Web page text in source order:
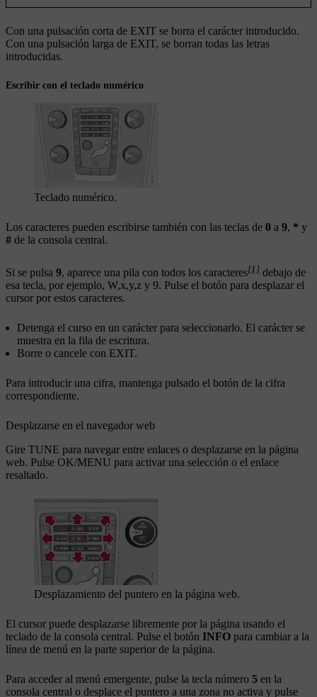
Con una pulsación corta de EXIT se borra el carácter introducido.
Con una pulsación larga de EXIT, se borran todas las letras
introducidas.
Escribir con el teclado numérico
Teclado numérico.
Los caracteres pueden escribirse también con las teclas de 0 a 9, * y
# de la consola central.
Si se pulsa 9, aparece una pila con todos los caracteres[1] debajo de
esa tecla, por ejemplo, W,x,y,z y 9. Pulse el botón para desplazar el
cursor por estos caracteres.
Detenga el curso en un carácter para seleccionarlo. El carácter se
muestra en la fila de escritura.
Borre o cancele con EXIT.
Para introducir una cifra, mantenga pulsado el botón de la cifra
correspondiente.
Desplazarse en el navegador web
Gire TUNE para navegar entre enlaces o desplazarse en la página
web. Pulse OK/MENU para activar una selección o el enlace
resaltado.
Desplazamiento del puntero en la página web.
El cursor puede desplazarse libremente por la página usando el
teclado de la consola central. Pulse el botón INFO para cambiar a la
línea de menú en la parte superior de la página.
Para acceder al menú emergente, pulse la tecla número 5 en la
consola central o desplace el puntero a una zona no activa y pulse